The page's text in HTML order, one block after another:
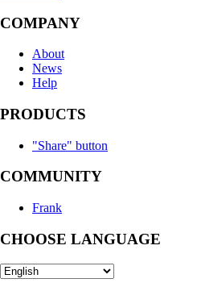
COMPANY
About
News
Help
PRODUCTS
"Share" button
COMMUNITY
Frank
CHOOSE LANGUAGE